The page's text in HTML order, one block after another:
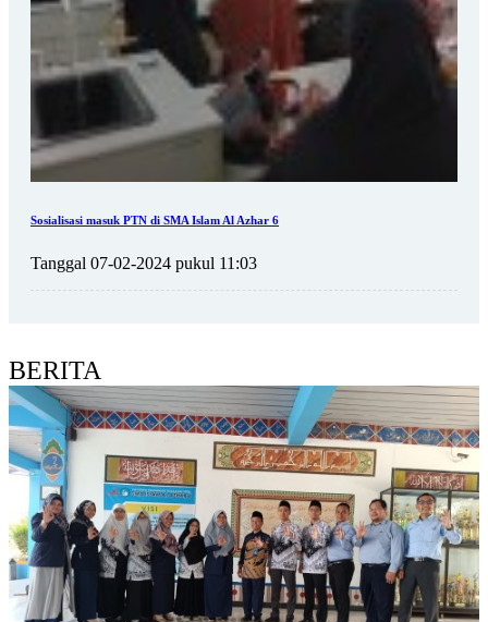
Sosialisasi masuk PTN di SMA Islam Al Azhar 6
Tanggal 07-02-2024 pukul 11:03
BERITA